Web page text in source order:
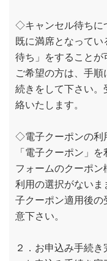
◇キャンセル待ちに
既に満席となって
待ち」をすることが
ご希望の方は、手
続きをして下さい。
絡いたします。
◇電子クーポンの利
「電子クーポン」
フォームのクーポ
利用の選択がない
子クーポン適用後の
意下さい。
２．お申込み手続き